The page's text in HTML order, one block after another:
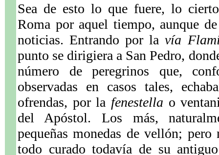
Sea de esto lo que fuere, lo
Roma por aquel tiempo, aunque
noticias. Entrando por lavía
punto se dirigiera a San Pedro,
número de peregrinos que,
observadas en casos tales,
ofrendas, por la fenestella o
del Apóstol. Los más,
pequeñas monedas de vellón;
todo curado todavía de su